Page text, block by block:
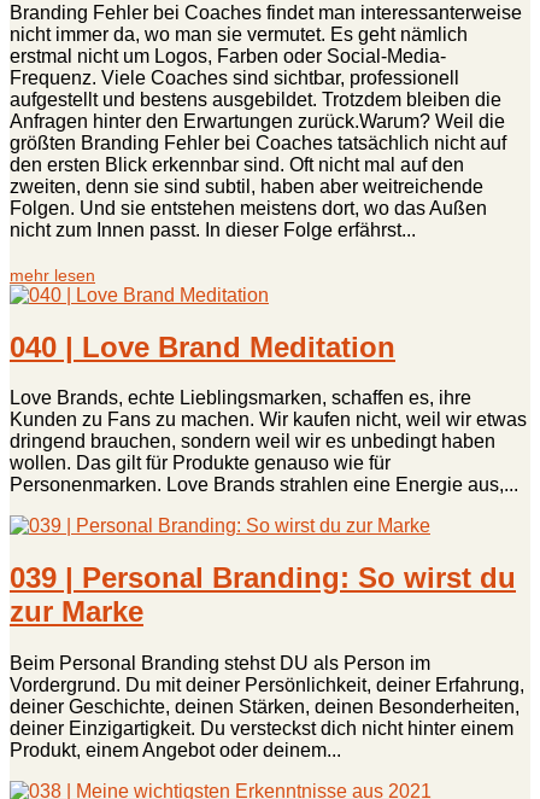
Branding Fehler bei Coaches findet man interessanterweise
nicht immer da, wo man sie vermutet. Es geht nämlich
erstmal nicht um Logos, Farben oder Social-Media-
Frequenz. Viele Coaches sind sichtbar, professionell
aufgestellt und bestens ausgebildet. Trotzdem bleiben die
Anfragen hinter den Erwartungen zurück.Warum? Weil die
größten Branding Fehler bei Coaches tatsächlich nicht auf
den ersten Blick erkennbar sind. Oft nicht mal auf den
zweiten, denn sie sind subtil, haben aber weitreichende
Folgen. Und sie entstehen meistens dort, wo das Außen
nicht zum Innen passt. In dieser Folge erfährst...
mehr lesen
040 | Love Brand Meditation
Love Brands, echte Lieblingsmarken, schaffen es, ihre
Kunden zu Fans zu machen. Wir kaufen nicht, weil wir etwas
dringend brauchen, sondern weil wir es unbedingt haben
wollen. Das gilt für Produkte genauso wie für
Personenmarken. Love Brands strahlen eine Energie aus,...
039 | Personal Branding: So wirst du
zur Marke
Beim Personal Branding stehst DU als Person im
Vordergrund. Du mit deiner Persönlichkeit, deiner Erfahrung,
deiner Geschichte, deinen Stärken, deinen Besonderheiten,
deiner Einzigartigkeit. Du versteckst dich nicht hinter einem
Produkt, einem Angebot oder deinem...